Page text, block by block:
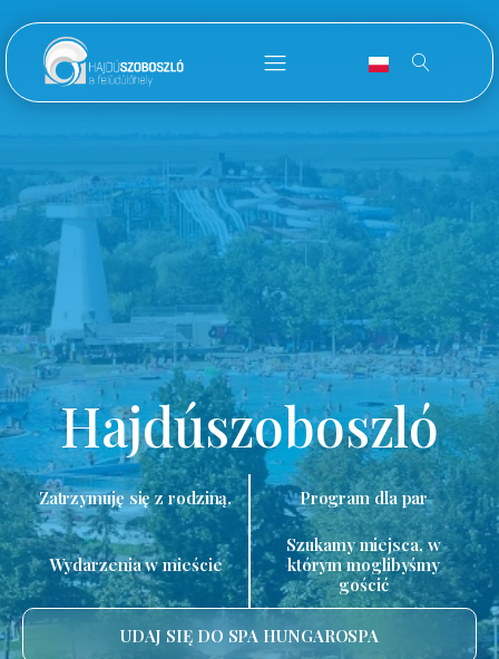
Hajdúszoboszló
Zatrzymuję się z rodziną. Program dla par
Wydarzenia w mieście
Szukamy miejsca, w
którym moglibyśmy
gościć
UDAJ SIĘ DO SPA HUNGAROSPA